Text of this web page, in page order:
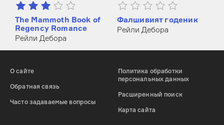
The Mammoth Book of
Regency Romance
Рейли Дебора
Фалшивият годеник
Рейли Дебора
О сайте
Обратная связь
Часто задаваемые вопросы
Политика обработки
персональных данных
Расширенный поиск
Карта сайта